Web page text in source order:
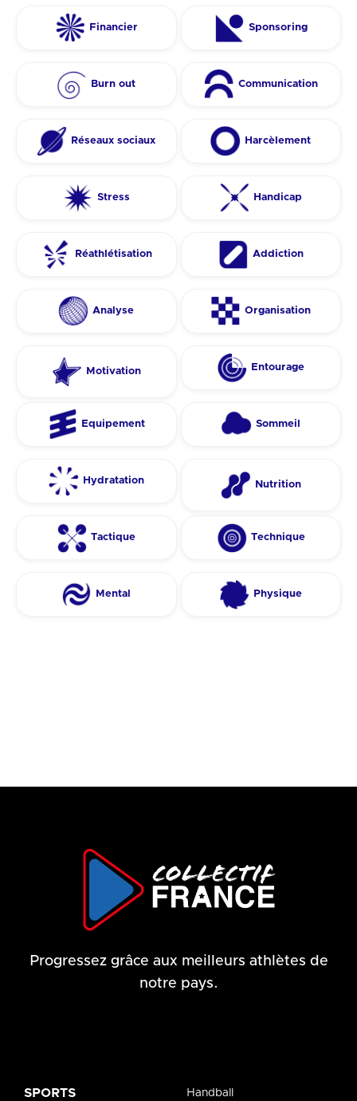
Financier Sponsoring
Burn out Communication
Réseaux sociaux Harcèlement
Stress Handicap
Réathlétisation Addiction
Analyse Organisation
Motivation Entourage
Equipement Sommeil
Hydratation Nutrition
Tactique Technique
Mental Physique
Progressez grâce aux meilleurs athlètes de
notre pays.
SPORTS
Handball